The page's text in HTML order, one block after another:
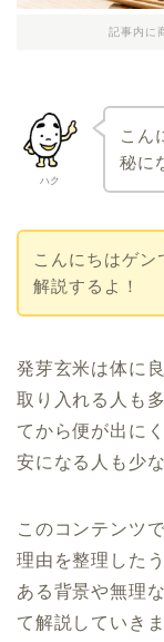
記事内に
ハク
こん
秘に
こんにちはゲン
解説するよ！
発芽玄米は体に
取り入れる人も
てから便が出に
安になる人も少
このコンテンツ
理由を整理した
ある背景や無理
て解説していきま